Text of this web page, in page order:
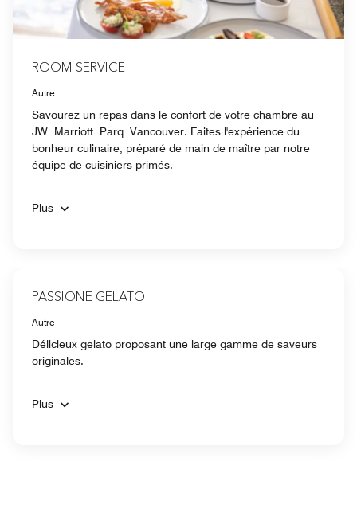
ROOM SERVICE
Autre
Savourez un repas dans le confort de votre chambre au
JW Marriott Parq Vancouver. Faites l'expérience du
bonheur culinaire, préparé de main de maître par notre
équipe de cuisiniers primés.
Plus
PASSIONE GELATO
Autre
Délicieux gelato proposant une large gamme de saveurs
originales.
Plus